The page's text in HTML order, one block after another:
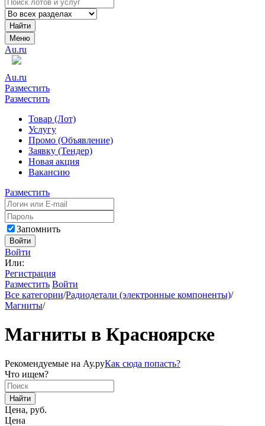
Найти
Меню
Au.ru
Au.ru
Разместить
Разместить
Товар (Лот)
Услугу
Промо (Объявление)
Заявку (Тендер)
Новая акция
Вакансию
Разместить
Запомнить
Войти
Войти
Или:
Регистрация
Разместить Войти
Все категории/Радиодетали (электронные компоненты)/
Магниты/
Магниты в Красноярске
Рекомендуемые на Ау.руКак сюда попасть?
Что ищем?
Найти
Цена, руб.
Цена